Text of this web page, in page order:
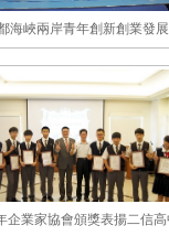
海峽兩岸青年創新創業發
會 在蓉舉行
企業家協會頒獎表揚二信